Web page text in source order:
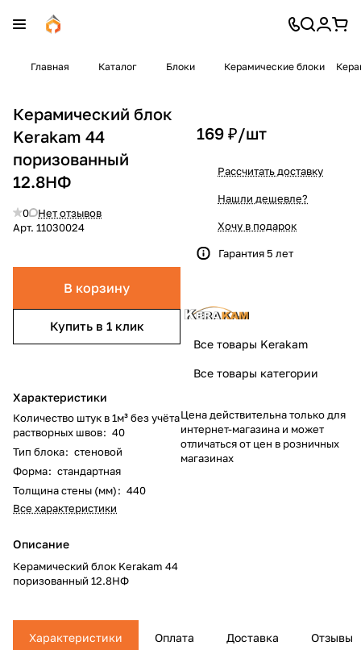
Главная Каталог Блоки Керамические блоки
Керамический блок
Kerakam 44
поризованный
12.8НФ
0
Нет отзывов
Арт. 11030024
В корзину
Купить в 1 клик
Характеристики
Количество штук в 1м³ без учёта
растворных швов: 40
Тип блока: стеновой
Форма: стандартная
Толщина стены (мм): 440
Все характеристики
Описание
Керамический блок Kerakam 44
поризованный 12.8НФ
169 ₽/шт
Рассчитать доставку
Нашли дешевле?
Хочу в подарок
Гарантия 5 лет
Все товары Kerakam
Все товары категории
Цена действительна только для
интернет-магазина и может
отличаться от цен в розничных
магазинах
Характеристики Оплата Доставка Отзывы